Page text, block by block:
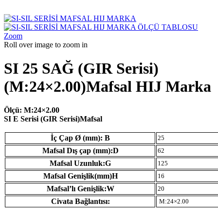
Zoom
Roll over image to zoom in
SI 25 SAĞ (GIR Serisi)
(M:24×2.00)Mafsal HIJ Marka
Ölçü: M:24×2.00
SI E Serisi (GIR Serisi)Mafsal
İç Çap Ø (mm): B 25
Mafsal Dış çap (mm):D 62
Mafsal Uzunluk:G 125
Mafsal Genişlik(mm)H 16
Mafsal’lı Genişlik:W 20
Civata Bağlantısı: M:24×2.00